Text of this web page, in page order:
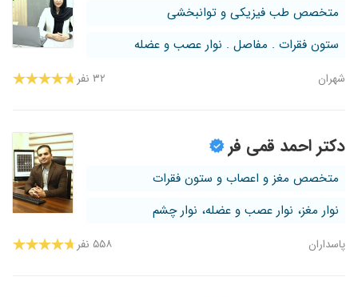
متخصص طب فیزیکی و توانبخشی
ستون فقرات . مفاصل . نوار عصب و عضله
شهران ۳۲ نفر
دکتر احمد قمی فر
متخصص مغز و اعصاب و ستون فقرات
نوار مغز، نوار عصب و عضله، نوار چشم
پاسداران ۵۵۸ نفر